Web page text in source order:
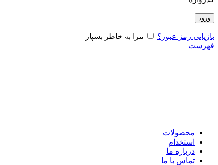
ورود
بازیابی رمز عبور؟
مرا به خاطر بسپار
فهرست
محصولات
استخدام
درباره ما
تماس با ما